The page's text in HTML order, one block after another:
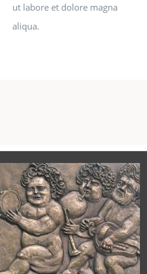
ut labore et dolore magna
aliqua.